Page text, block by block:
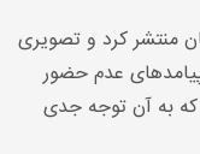
منتشر کرد و تصویری
عدم حضور
که به آن توجه جدی